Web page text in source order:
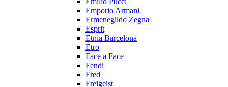
Emporio Armani
Ermenegildo Zegna
Esprit
Etnia Barcelona
Etro
Face a Face
Fendi
Fred
Freigeist